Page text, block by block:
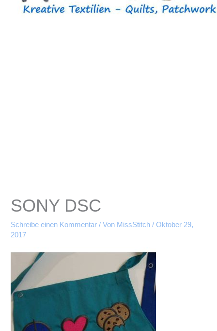
SONY DSC
Schreibe einen Kommentar / Von MissStitch/Oktober 29,
2017